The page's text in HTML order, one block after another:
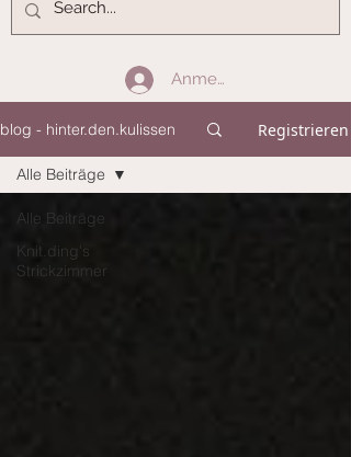
Anmelden
blog - hinter.den.kulissen Registrieren
Alle Beiträge
Knit.ding's
Strickzimmer
Alle Beiträge